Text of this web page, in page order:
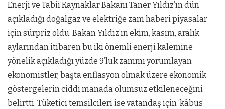
Enerji ve Tabii Kaynaklar Bakanı Taner Yıldız’ın dün
açıkladığı doğalgaz ve elektriğe zam haberi piyasalar
için sürpriz oldu. Bakan Yıldız’ın ekim, kasım, aralık
aylarından itibaren bu iki önemli enerji kalemine
yönelik açıkladığı yüzde 9’luk zammı yorumlayan
ekonomistler, başta enflasyon olmak üzere ekonomik
göstergelerin ciddi manada olumsuz etkileneceğini
belirtti. Tüketici temsilcileri ise vatandaş için ‘kâbus’